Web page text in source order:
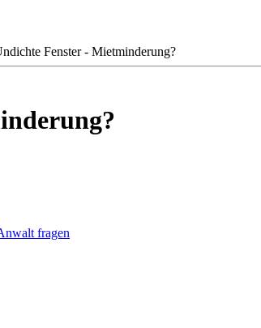
Fenster - Mietminderung?
fragen